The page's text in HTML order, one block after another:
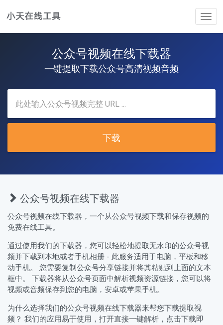
公众号视频在线下载器
一键提取下载公众号高清视频音频
下载
公众号视频在线下载器
公众号视频在线下载器，一个从公众号视频下载和保存视频的
免费在线工具。
通过使用我们的下载器，您可以轻松地提取无水印的公众号视
频并下载到本地或者手机相册 - 此服务适用于电脑，平板和移
动手机。 您需要复制公众号分享链接并将其粘贴到上面的文本
框中。 下载器将从公众号页面中解析视频资源链接，您可以将
视频或音频保存到您的电脑，安卓或苹果手机。
为什么选择我们的公众号视频在线下载器来帮您下载提取视
频？ 我们的应用易于使用，打开直接一键解析，点击下载即